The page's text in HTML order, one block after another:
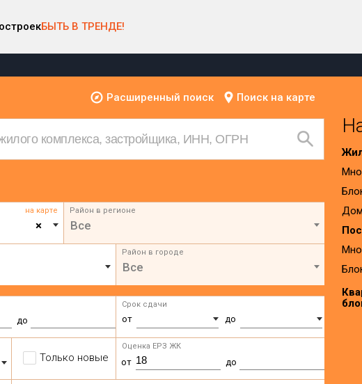
БЫТЬ В ТРЕНДЕ!
Расширенный поиск Поиск на карте
на карте
×
Район в регионе
Все
Район в городе
Все
до
Срок сдачи
от до
Только новые
Оценка ЕРЗ ЖК
от до